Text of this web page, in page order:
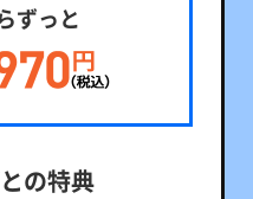
ずっと
の特典